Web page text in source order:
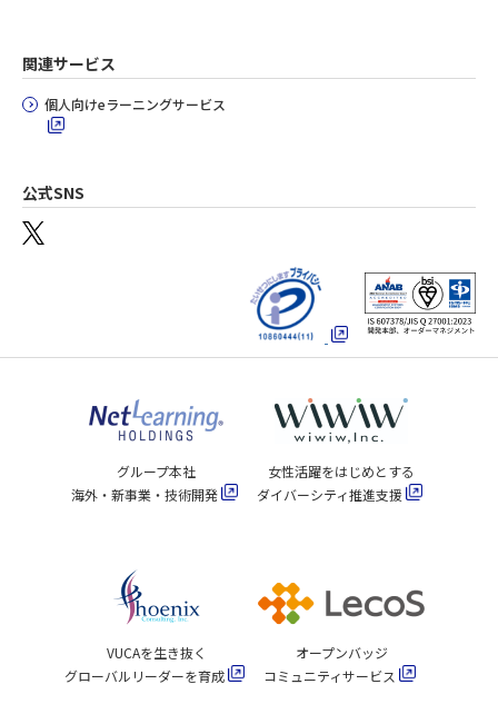
関連サービス
個人向けeラーニングサービス
公式SNS
グループ本社
海外・新事業・技術開発
女性活躍をはじめとする
ダイバーシティ推進支援
VUCAを生き抜く
グローバルリーダーを育成
オープンバッジ
コミュニティサービス